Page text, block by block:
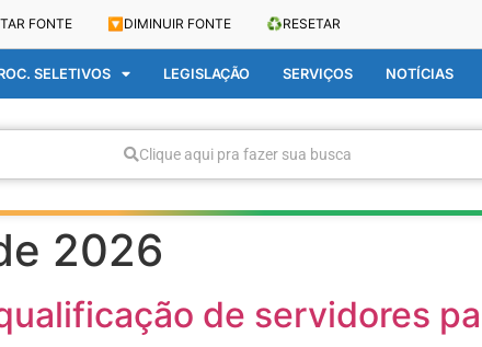
FONTE 🔽 DIMINUIR FONTE ♻️RESETAR
SELETIVOS LEGISLAÇÃO SERVIÇOS NOTÍCIAS
Clique aqui pra fazer sua busca
2026
de servidores